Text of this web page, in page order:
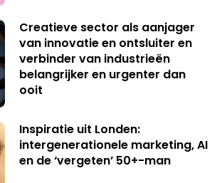
Creatieve sector als aanjager
van innovatie en ontsluiter en
verbinder van industrieën
belangrijker en urgenter dan
ooit
Inspiratie uit Londen:
intergenerationele marketing, AI
en de ‘vergeten’ 50+-man